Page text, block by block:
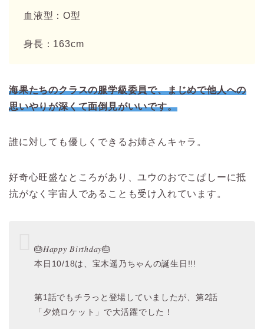
血液型：O型
身長：163cm
海果たちのクラスの服学級委員で、まじめで他人への
思いやりが深くて面倒見がいいです。
誰に対しても優しくできるお姉さんキャラ。
好奇心旺盛なところがあり、ユウのおでこぱしーに抵
抗がなく宇宙人であることも受け入れています。
🎂𝐻𝑎𝑝𝑝𝑦 𝐵𝑖𝑟𝑡ℎ𝑑𝑎𝑦🎂
本日10/18は、宝木遥乃ちゃんの誕生日!!!
第1話でもチラっと登場していましたが、第2話
「夕焼ロケット」で大活躍でした！